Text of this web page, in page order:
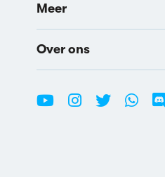
Meer
Over ons